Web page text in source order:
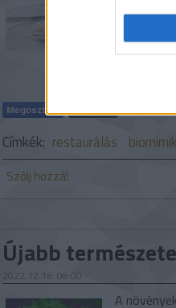
Címkék: restaurálás
Szólj hozzá!
Újabb
2022.12.16. 08:00
A